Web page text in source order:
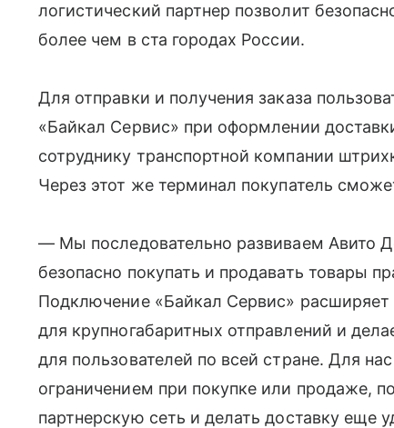
логистический партнер позволит
более чем в ста городах России.
Для отправки и получения заказа
«Байкал Сервис» при оформлении
сотруднику транспортной компании
Через этот же терминал покупатель
— Мы последовательно развиваем Авито
безопасно покупать и продавать товары
Подключение «Байкал Сервис»
для крупногабаритных отправлений и
для пользователей по всей стране. Для
ограничением при покупке или продаже,
партнерскую сеть и делать доставку еще